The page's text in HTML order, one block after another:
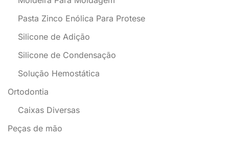
Pasta Zinco Enólica Para Protese
Silicone de Adição
Silicone de Condensação
Solução Hemostática
Ortodontia
Caixas Diversas
Peças de mão